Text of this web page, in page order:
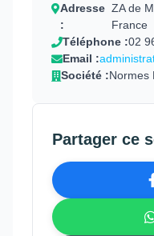
Adresse
:
ZA de
France
Téléphone :02
Email :
Société :Normes
Partager ce